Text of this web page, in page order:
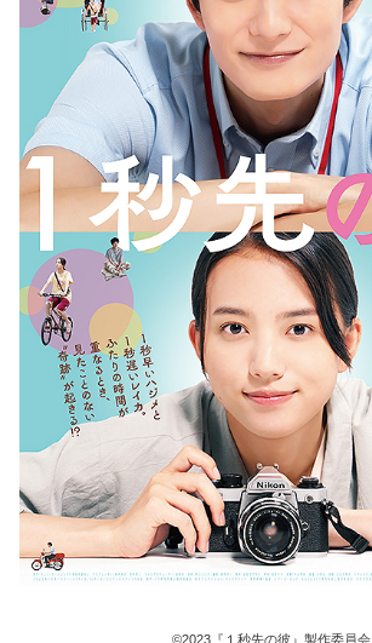
©2023『１秒先の彼』製作委員会